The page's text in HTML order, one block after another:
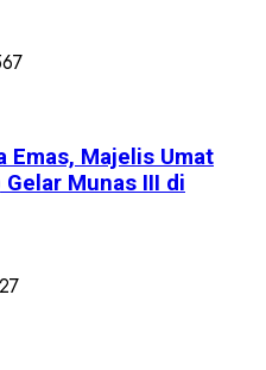
Emas, Majelis Umat
Munas III di